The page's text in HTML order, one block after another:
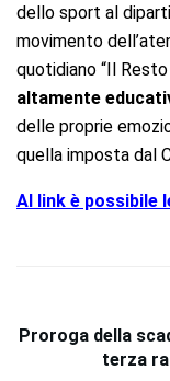
dello sport al
movimento
quotidiano “Il
altamente
delle proprie
quella imposta dal
Al link è possibile
Proroga della
terza